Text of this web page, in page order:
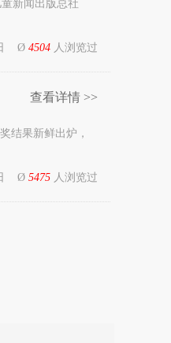
新闻出版总社
日 Ø 4504 人浏览过
查看详情 >>
结果新鲜出炉，
日 Ø 5475 人浏览过